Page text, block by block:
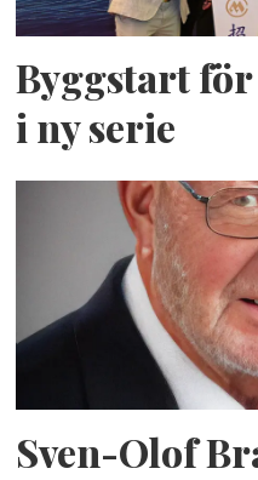
Byggstart
i ny serie
Sven-Olof